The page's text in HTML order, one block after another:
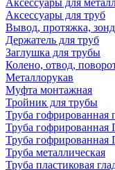
Аксессуары для
Аксессуары для труб
Вывод, протяжка, зонд
Держатель для труб
Заглушка для трубы
Колено, отвод,
Металлорукав
Муфта монтажная
Тройник для трубы
Труба гофрированная
Труба
Труба
Труба металлическая
Труба пластиковая